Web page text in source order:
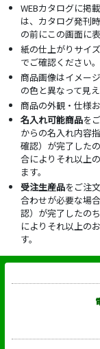
WEBカタログに掲
は、カタログ発刊
の前にこの画面に
紙の仕上がりサイ
でご確認ください。
商品画像はイメー
の色と異なって見
商品の外観・仕様
名入れ可能商品を
からの名入れ内容
確認）が完了した
合によりそれ以上
ます。
受注生産品をご注
合わせが必要な場
認）が完了したの
によりそれ以上の
す。